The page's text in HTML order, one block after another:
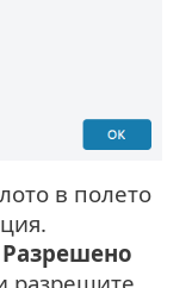
в полето
Разрешено